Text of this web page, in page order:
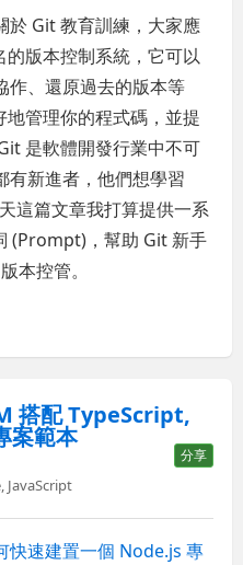
於 Git 教育訓練，大家應
版本控制系統，它可以
作、還原過去的版本等
管理你的程式碼，並提
是軟體開發行業中不可
有新進者，他們想學習
這篇文章我打算提供一系
(Prompt)，幫助 Git 新手
本控管。
搭配 TypeScript,
案範本
分享
, JavaScript
快速建置一個 Node.js 專